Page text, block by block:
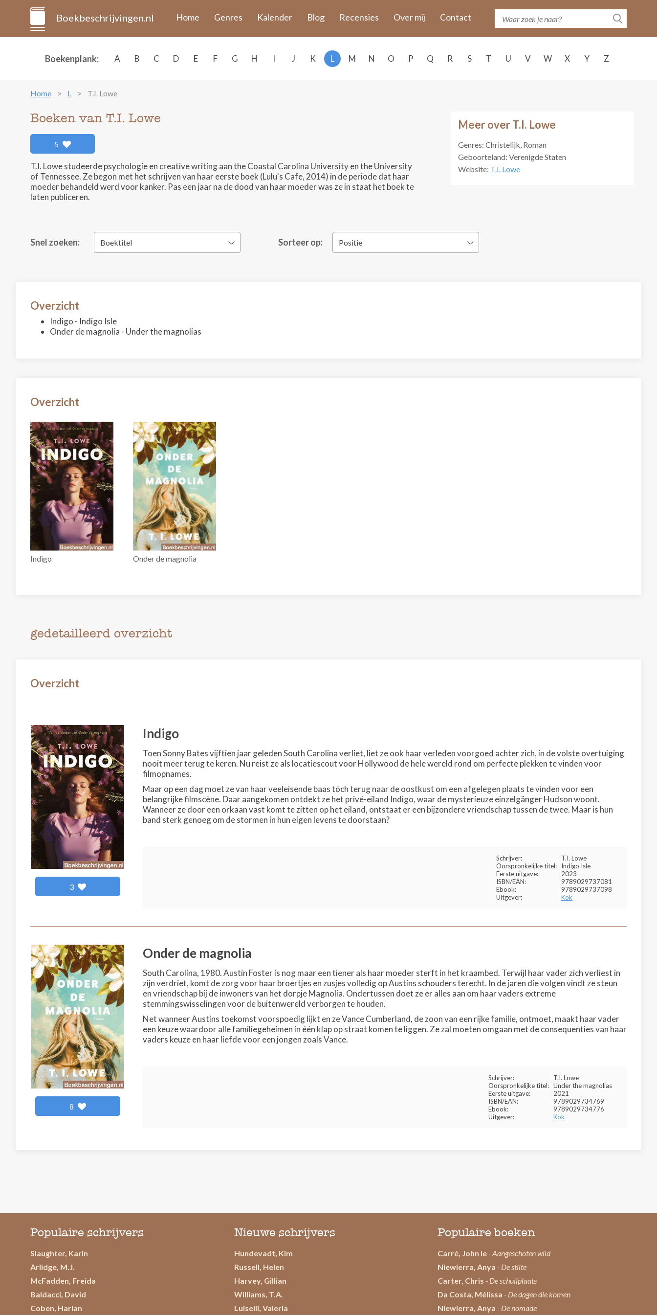
Boekbeschrijvingen.nl Home Genres Kalender Blog Recensies Over mij Contact
Boekenplank: A B C D E F G H I J K L M N O P Q R S T U V W X Y Z
Home L T.I. Lowe
Meer over T.I. Lowe
Genres: Christelijk, Roman
Geboorteland: Verenigde Staten
Website: T.I. Lowe
Boeken van T.I. Lowe
5
T.I. Lowe studeerde psychologie en creative writing aan the Coastal Carolina University en the University
of Tennessee. Ze begon met het schrijven van haar eerste boek (Lulu's Cafe, 2014) in de periode dat haar
moeder behandeld werd voor kanker. Pas een jaar na de dood van haar moeder was ze in staat het boek te
laten publiceren.
Snel zoeken: Boektitel Sorteer op: Positie
Overzicht
Indigo - Indigo Isle
Onder de magnolia - Under the magnolias
Overzicht
Indigo Onder de magnolia
gedetailleerd overzicht
Overzicht
3
Indigo
Toen Sonny Bates vijftien jaar geleden South Carolina verliet, liet ze ook haar verleden voorgoed achter zich, in de volste overtuiging
nooit meer terug te keren. Nu reist ze als locatiescout voor Hollywood de hele wereld rond om perfecte plekken te vinden voor
filmopnames.
Maar op een dag moet ze van haar veeleisende baas tóch terug naar de oostkust om een afgelegen plaats te vinden voor een
belangrijke filmscène. Daar aangekomen ontdekt ze het privé-eiland Indigo, waar de mysterieuze einzelgänger Hudson woont.
Wanneer ze door een orkaan vast komt te zitten op het eiland, ontstaat er een bijzondere vriendschap tussen de twee. Maar is hun
band sterk genoeg om de stormen in hun eigen levens te doorstaan?
Schrijver:
T.I. Lowe
Oorspronkelijke titel:
Indigo Isle
Eerste uitgave:
2023
ISBN/EAN:
9789029737081
Ebook:
9789029737098
Uitgever:
Kok
8
Onder de magnolia
South Carolina, 1980. Austin Foster is nog maar een tiener als haar moeder sterft in het kraambed. Terwijl haar vader zich verliest in
zijn verdriet, komt de zorg voor haar broertjes en zusjes volledig op Austins schouders terecht. In de jaren die volgen vindt ze steun
en vriendschap bij de inwoners van het dorpje Magnolia. Ondertussen doet ze er alles aan om haar vaders extreme
stemmingswisselingen voor de buitenwereld verborgen te houden.
Net wanneer Austins toekomst voorspoedig lijkt en ze Vance Cumberland, de zoon van een rijke familie, ontmoet, maakt haar vader
een keuze waardoor alle familiegeheimen in één klap op straat komen te liggen. Ze zal moeten omgaan met de consequenties van haar
vaders keuze en haar liefde voor een jongen zoals Vance.
Schrijver:
T.I. Lowe
Oorspronkelijke titel: Under the magnolias
Eerste uitgave:
2021
ISBN/EAN:
9789029734769
Ebook:
9789029734776
Uitgever:
Kok
Populaire schrijvers
Slaughter, Karin
Arlidge, M.J.
McFadden, Freida
Baldacci, David
Coben, Harlan
Nieuwe schrijvers
Hundevadt, Kim
Russell, Helen
Harvey, Gillian
Williams, T.A.
Luiselli, Valeria
Populaire boeken
Carré, John le - Aangeschoten wild
Niewierra, Anya - De stilte
Carter, Chris - De schuilplaats
Da Costa, Mélissa - De dagen die komen
Niewierra, Anya - De nomade